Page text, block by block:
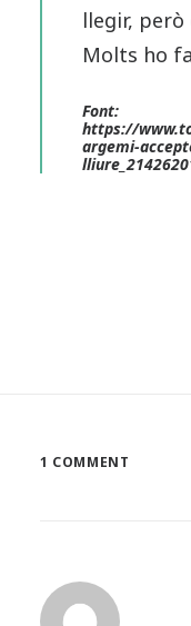
llegir, però
Molts ho
Font:
https://
argemi-
1 COMMENT